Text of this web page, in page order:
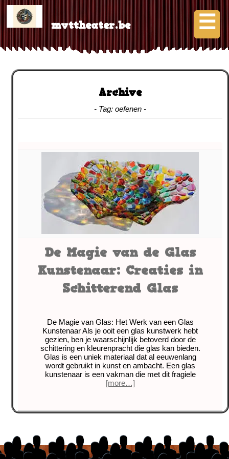
Skip
content
mvttheater.be ☰
Over ons
Archive
- Tag:oefenen -
De Magie van de Glas
Kunstenaar: Creaties in
Schitterend Glas
De Magie van Glas: Het Werk van een Glas
Kunstenaar Als je ooit een glas kunstwerk hebt
gezien, ben je waarschijnlijk betoverd door de
schittering en kleurenpracht die glas kan bieden.
Glas is een uniek materiaal dat al eeuwenlang
wordt gebruikt in kunst en ambacht. Een glas
kunstenaar is een vakman die met dit fragiele
[more…]
geventileerde werkplek
glas kunstenaar, glasblazen,
glasetsen
,glasfusing ,materialen ,oefenen, stijlen
technieken, tentoonstelling ,vaardigheid ,veiligheid